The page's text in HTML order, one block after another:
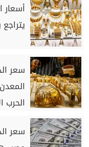
سعر
الحرب